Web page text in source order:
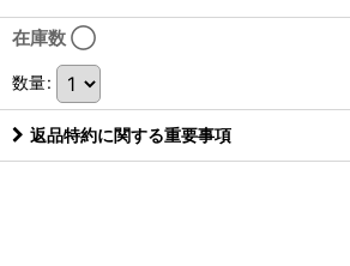
在庫数 ◯
数量:
返品特約に関する重要事項